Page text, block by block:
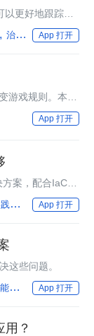
更好地跟踪修
透明。
治理 性能优化
App 打开
游戏规则。本文
力企业发展，以
App 打开
案，配合IaC平
开发周期。
性能优化 微服务
App 打开
这些问题。
化 编程语言
App 打开
？